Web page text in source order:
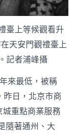
住
宅
設
計
增
30%_
國
發
展
門
戶
網
臺上等候觀看升
天安門觀禮臺上
記者浦峰攝
來最低，被稱
昨日，北京市商
重點商業服務
隨著通州、大